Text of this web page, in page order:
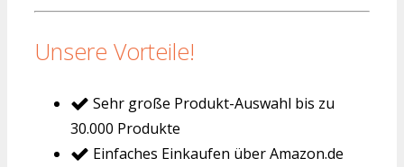
Unsere Vorteile!
Sehr große Produkt-Auswahl bis zu
30.000 Produkte
Einfaches Einkaufen über Amazon.de